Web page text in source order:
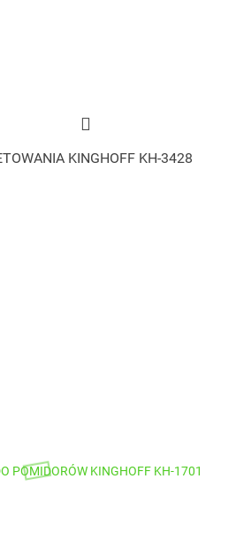
KINGHOFF KH-3428